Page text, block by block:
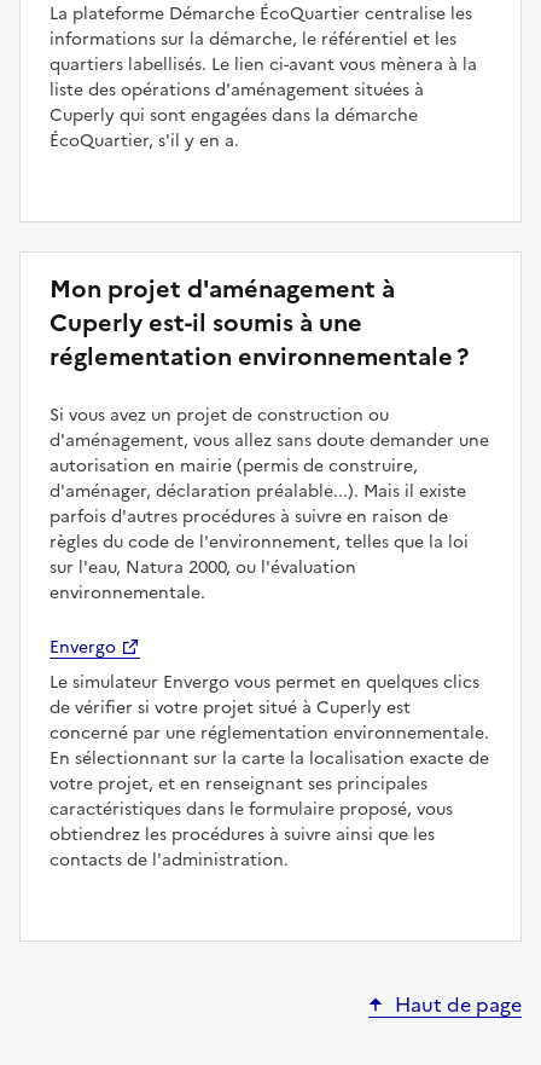
La plateforme Démarche ÉcoQuartier centralise les
informations sur la démarche, le référentiel et les
quartiers labellisés. Le lien ci-avant vous mènera à la
liste des opérations d'aménagement situées à
Cuperly qui sont engagées dans la démarche
ÉcoQuartier, s'il y en a.
Mon projet d'aménagement à
Cuperly est-il soumis à une
réglementation environnementale ?
Si vous avez un projet de construction ou
d'aménagement, vous allez sans doute demander une
autorisation en mairie (permis de construire,
d'aménager, déclaration préalable...). Mais il existe
parfois d'autres procédures à suivre en raison de
règles du code de l'environnement, telles que la loi
sur l'eau, Natura 2000, ou l'évaluation
environnementale.
Envergo
Le simulateur Envergo vous permet en quelques clics
de vérifier si votre projet situé à Cuperly est
concerné par une réglementation environnementale.
En sélectionnant sur la carte la localisation exacte de
votre projet, et en renseignant ses principales
caractéristiques dans le formulaire proposé, vous
obtiendrez les procédures à suivre ainsi que les
contacts de l'administration.
Haut de page